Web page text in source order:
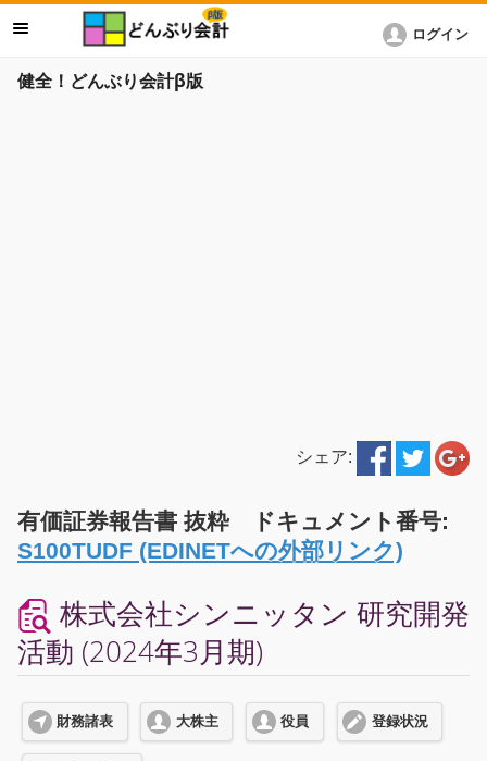
健全！どんぶり会計β版
ログイン
シェア:
有価証券報告書 抜粋 ドキュメント番号:
S100TUDF (EDINETへの外部リンク)
株式会社シンニッタン 研究開発
活動 (2024年3月期)
財務諸表 大株主 役員 登録状況